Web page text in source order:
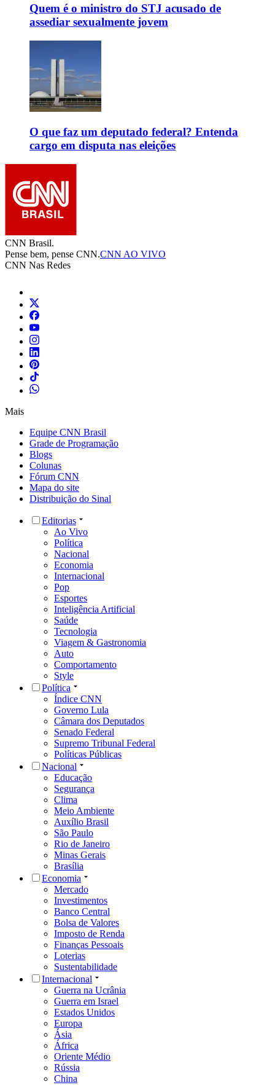
Quem é o ministro do STJ acusado de
assediar sexualmente jovem
O que faz um deputado federal? Entenda
cargo em disputa nas eleições
CNN Brasil.
Pense bem, pense CNN.CNN AO VIVO
CNN Nas Redes
Mais
Equipe CNN Brasil
Grade de Programação
Blogs
Colunas
Fórum CNN
Mapa do site
Distribuição do Sinal
Editorias
Ao Vivo
Política
Nacional
Economia
Internacional
Pop
Esportes
Inteligência Artificial
Saúde
Tecnologia
Viagem & Gastronomia
Auto
Comportamento
Style
Política
Índice CNN
Governo Lula
Câmara dos Deputados
Senado Federal
Supremo Tribunal Federal
Políticas Públicas
Nacional
Educação
Segurança
Clima
Meio Ambiente
Auxílio Brasil
São Paulo
Rio de Janeiro
Minas Gerais
Brasília
Economia
Mercado
Investimentos
Banco Central
Bolsa de Valores
Imposto de Renda
Finanças Pessoais
Loterias
Sustentabilidade
Internacional
Guerra na Ucrânia
Guerra em Israel
Estados Unidos
Europa
Ásia
África
Oriente Médio
Rússia
China